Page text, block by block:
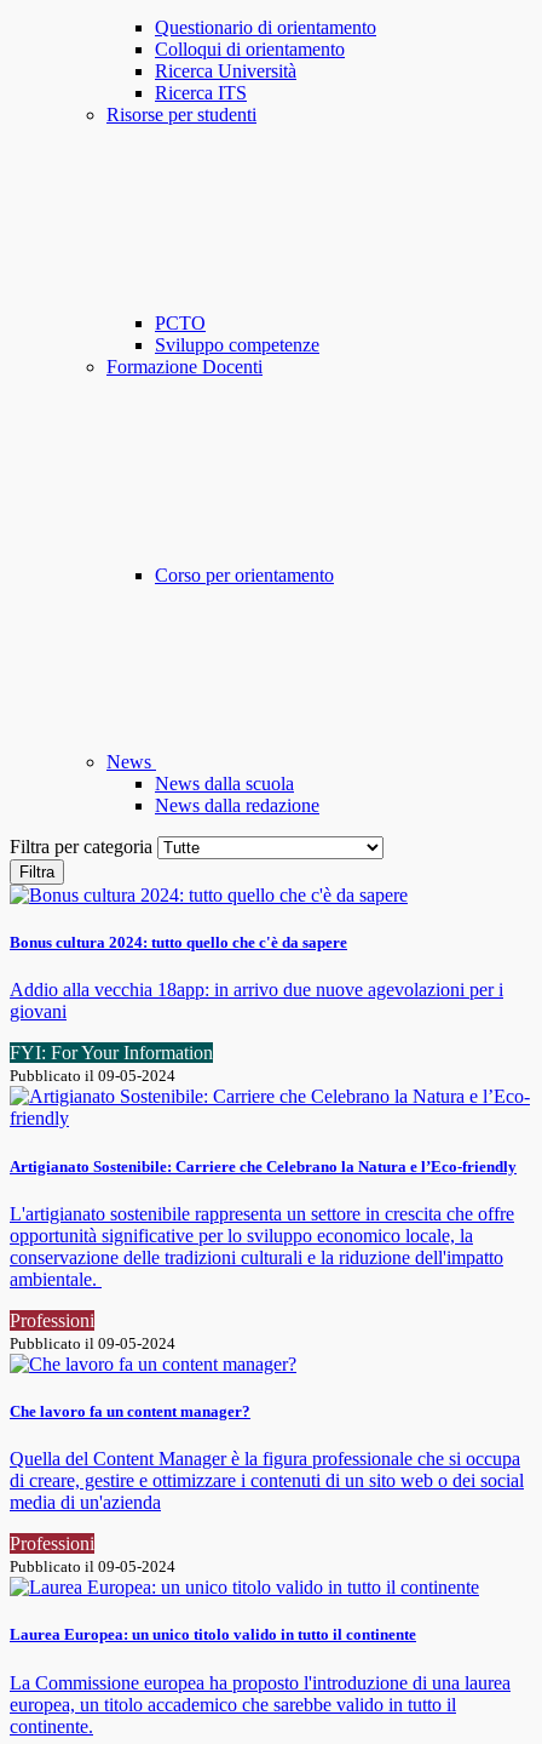
Questionario di orientamento
Colloqui di orientamento
Ricerca Università
Ricerca ITS
Risorse per studenti
PCTO
Sviluppo competenze
Formazione Docenti
Corso per orientamento
News
News dalla scuola
News dalla redazione
Filtra per categoria
Filtra
Bonus cultura 2024: tutto quello che c'è da sapere
Addio alla vecchia 18app: in arrivo due nuove agevolazioni per i
giovani
FYI: For Your Information
Pubblicato il 09-05-2024
Artigianato Sostenibile: Carriere che Celebrano la Natura e l’Eco-friendly
L'artigianato sostenibile rappresenta un settore in crescita che offre
opportunità significative per lo sviluppo economico locale, la
conservazione delle tradizioni culturali e la riduzione dell'impatto
ambientale.
Professioni
Pubblicato il 09-05-2024
Che lavoro fa un content manager?
Quella del Content Manager è la figura professionale che si occupa
di creare, gestire e ottimizzare i contenuti di un sito web o dei social
media di un'azienda
Professioni
Pubblicato il 09-05-2024
Laurea Europea: un unico titolo valido in tutto il continente
La Commissione europea ha proposto l'introduzione di una laurea
europea, un titolo accademico che sarebbe valido in tutto il
continente.